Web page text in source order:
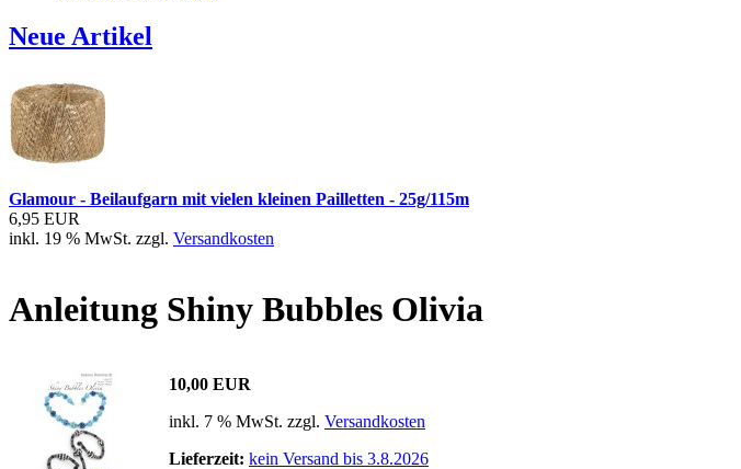
Neue Artikel
Glamour - Beilaufgarn mit vielen kleinen Pailletten - 25g/115m
6,95 EUR
inkl. 19 % MwSt. zzgl. Versandkosten
Anleitung Shiny Bubbles Olivia
10,00 EUR
inkl. 7 % MwSt. zzgl. Versandkosten
Lieferzeit: kein Versand bis 3.8.2026